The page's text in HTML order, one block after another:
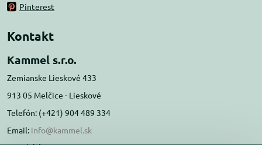
Pinterest
Kontakt
Kammel s.r.o.
Zemianske Lieskové 433
913 05 Melčice - Lieskové
Telefón: (+421) 904 489 334
Email: info@kammel.sk
Prevádzka: